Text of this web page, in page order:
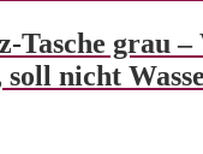
Tasche grau –
nicht